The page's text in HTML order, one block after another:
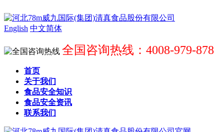
English 中文简体
全国咨询热线：4008-979-878
首页
关于我们
食品安全知识
食品安全资讯
联系我们